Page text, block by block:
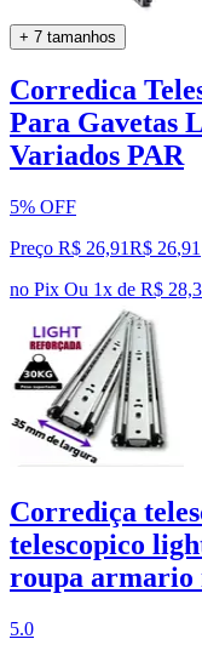
+ 7 tamanhos
Corredica
Para Gavetas
Variados PAR
5% OFF
Preço R$ 26,91R$ 26,91
no Pix Ou 1x de R$
Corrediça
telescopico
roupa armario
5.0